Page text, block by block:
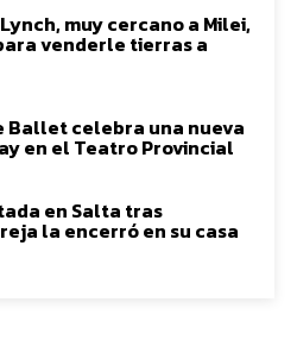
muy cercano a Milei,
venderle tierras a
Ballet celebra una nueva
en el Teatro Provincial
en Salta tras
la encerró en su casa